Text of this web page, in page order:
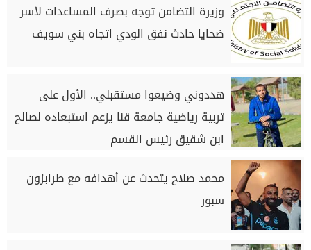
وزيرة التضامن توجه بصرف المساعدات لأسر
ضحايا حادث نفق الودي اتجاه بني سويف
هددوني وضيعوا مستقبلي.. الأول على
تربية رياضية جامعة قنا يزعم استبعاده لصالح
ابن شقيق رئيس القسم
محمد صلاح يتحدث عن أهدافه مع طرابزون
سبور